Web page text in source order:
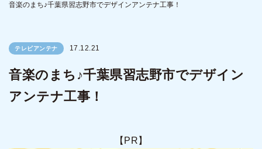
音楽のまち♪千葉県習志野市でデザインアンテナ工事！
テレビアンテナ 17.12.21
音楽のまち♪千葉県習志野市でデザイン
アンテナ工事！
【PR】